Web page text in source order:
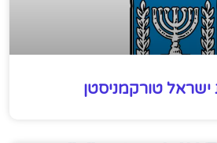
ישראל טורקמניסטן